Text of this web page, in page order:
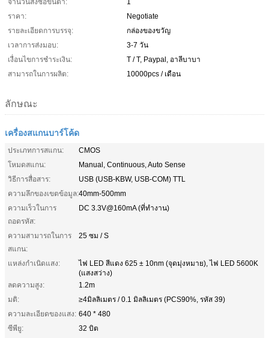
จำนวนสั่งซื้อขั้นต่ำ:
1
ราคา:
Negotiate
รายละเอียดการบรรจุ:
กล่องของขวัญ
เวลาการส่งมอบ:
3-7 วัน
เงื่อนไขการชำระเงิน:
T / T, Paypal, อาลีบาบา
สามารถในการผลิต:
10000pcs / เดือน
ลักษณะ
เครื่องสแกนบาร์โค้ด
ประเภทการสแกน:
CMOS
โหมดสแกน:
Manual, Continuous, Auto Sense
วิธีการสื่อสาร:
USB (USB-KBW, USB-COM) TTL
ความลึกของเขตข้อมูล:40mm-500mm
ความเร็วในการ
ถอดรหัส:
DC 3.3V@160mA (ที่ทำงาน)
ความสามารถในการ
สแกน:
25 ซม / S
แหล่งกำเนิดแสง:
ไฟ LED สีแดง 625 ± 10nm (จุดมุ่งหมาย), ไฟ LED 5600K
(แสงสว่าง)
ลดความสูง:
1.2m
มติ:
≥4มิลลิเมตร / 0.1 มิลลิเมตร (PCS90%, รหัส 39)
ความละเอียดของแสง: 640 * 480
ซีพียู:
32 บิต